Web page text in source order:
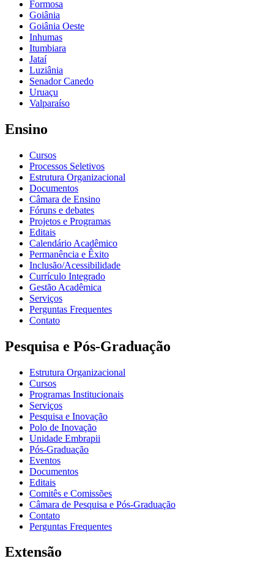
Formosa
Goiânia
Goiânia Oeste
Inhumas
Itumbiara
Jataí
Luziânia
Senador Canedo
Uruaçu
Valparaíso
Ensino
Cursos
Processos Seletivos
Estrutura Organizacional
Documentos
Câmara de Ensino
Fóruns e debates
Projetos e Programas
Editais
Calendário Acadêmico
Permanência e Êxito
Inclusão/Acessibilidade
Currículo Integrado
Gestão Acadêmica
Serviços
Perguntas Frequentes
Contato
Pesquisa e Pós-Graduação
Estrutura Organizacional
Cursos
Programas Institucionais
Serviços
Pesquisa e Inovação
Polo de Inovação
Unidade Embrapii
Pós-Graduação
Eventos
Documentos
Editais
Comitês e Comissões
Câmara de Pesquisa e Pós-Graduação
Contato
Perguntas Frequentes
Extensão